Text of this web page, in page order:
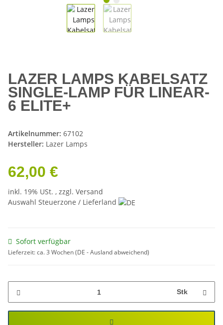
LAZER LAMPS KABELSATZ
SINGLE-LAMP FÜR LINEAR-
6 ELITE+
Artikelnummer: 67102
Hersteller: Lazer Lamps
62,00 €
inkl. 19% USt. , zzgl. Versand
Auswahl Steuerzone / Lieferland
Sofort verfügbar
Lieferzeit:ca. 3 Wochen(DE - Ausland abweichend)
Stk